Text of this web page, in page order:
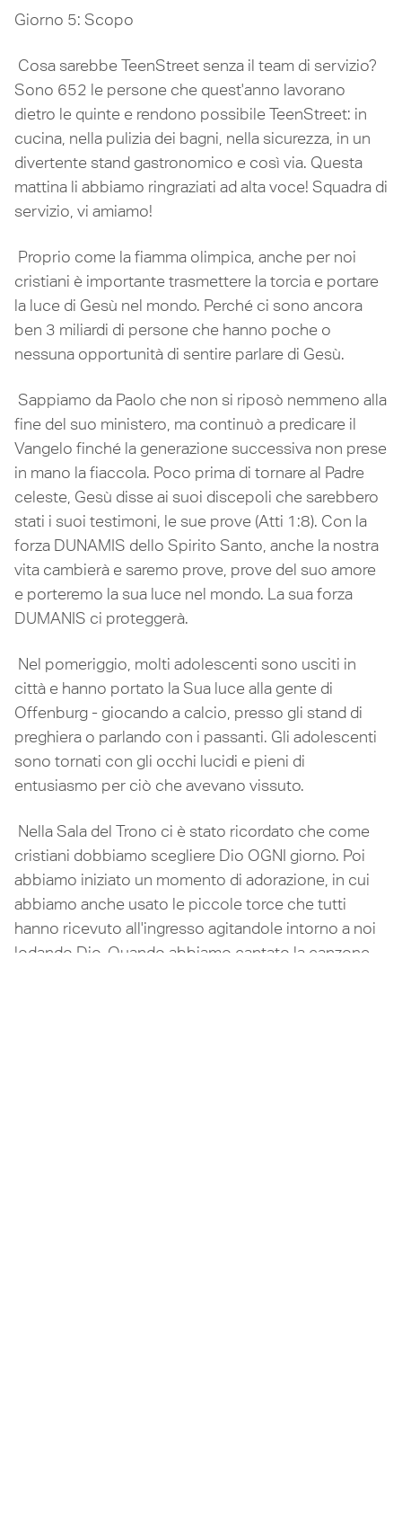
Giorno 5: Scopo
Cosa sarebbe TeenStreet senza il team di servizio?
Sono 652 le persone che quest'anno lavorano
dietro le quinte e rendono possibile TeenStreet: in
cucina, nella pulizia dei bagni, nella sicurezza, in un
divertente stand gastronomico e così via. Questa
mattina li abbiamo ringraziati ad alta voce! Squadra di
servizio, vi amiamo!
Proprio come la fiamma olimpica, anche per noi
cristiani è importante trasmettere la torcia e portare
la luce di Gesù nel mondo. Perché ci sono ancora
ben 3 miliardi di persone che hanno poche o
nessuna opportunità di sentire parlare di Gesù.
Sappiamo da Paolo che non si riposò nemmeno alla
fine del suo ministero, ma continuò a predicare il
Vangelo finché la generazione successiva non prese
in mano la fiaccola. Poco prima di tornare al Padre
celeste, Gesù disse ai suoi discepoli che sarebbero
stati i suoi testimoni, le sue prove (Atti 1:8). Con la
forza DUNAMIS dello Spirito Santo, anche la nostra
vita cambierà e saremo prove, prove del suo amore
e porteremo la sua luce nel mondo. La sua forza
DUMANIS ci proteggerà.
Nel pomeriggio, molti adolescenti sono usciti in
città e hanno portato la Sua luce alla gente di
Offenburg - giocando a calcio, presso gli stand di
preghiera o parlando con i passanti. Gli adolescenti
sono tornati con gli occhi lucidi e pieni di
entusiasmo per ciò che avevano vissuto.
Nella Sala del Trono ci è stato ricordato che come
cristiani dobbiamo scegliere Dio OGNI giorno. Poi
abbiamo iniziato un momento di adorazione, in cui
abbiamo anche usato le piccole torce che tutti
hanno ricevuto all'ingresso agitandole intorno a noi
lodando Dio. Quando abbiamo cantato la canzone